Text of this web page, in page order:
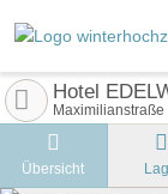
Hotel
Maximilianstraße
Übersicht